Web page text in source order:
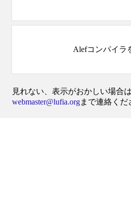
Alefコンパイラ
見れない、表示がおかしい場合
webmaster@lufia.orgまで連絡くだ